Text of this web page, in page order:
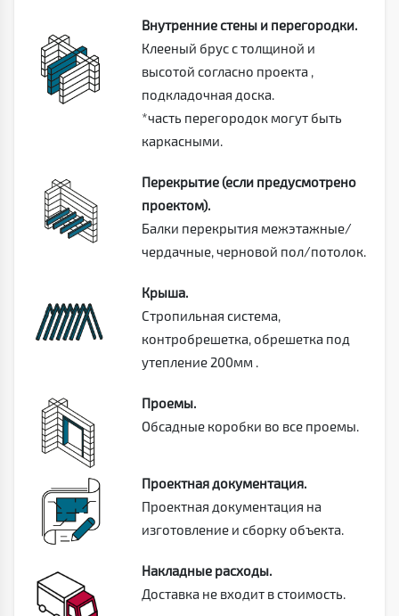
Внутренние стены и перегородки.
Клееный брус с толщиной и
высотой согласно проекта ,
подкладочная доска.
*часть перегородок могут быть
каркасными.
Перекрытие (если предусмотрено
проектом).
Балки перекрытия межэтажные/
чердачные, черновой пол/потолок.
Крыша.
Стропильная система,
контробрешетка, обрешетка под
утепление 200мм .
Проемы.
Обсадные коробки во все проемы.
Проектная документация.
Проектная документация на
изготовление и сборку объекта.
Накладные расходы.
Доставка не входит в стоимость.